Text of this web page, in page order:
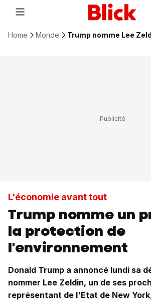
Home Monde Trump nomme Lee
L'économie avant tout
Trump nomme un
la protection de
l'environnement
Donald Trump a annoncé lundi sa
nommer Lee Zeldin, un de ses
représentant de l'Etat de New